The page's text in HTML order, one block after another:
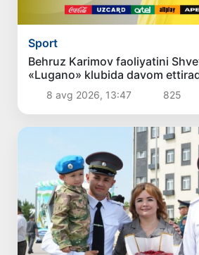
Sport
Behruz Karimov faoliyatini
«Lugano» klubida davom
8 avg 2026, 13:47 825